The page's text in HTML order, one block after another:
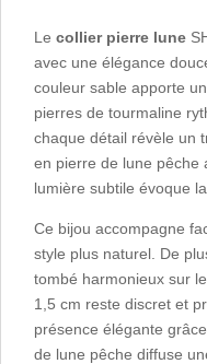
Le collier pierre lune
avec une élégance
couleur sable apporte
pierres de tourmaline
chaque détail révèle un
en pierre de lune pêche
lumière subtile évoque
Ce bijou accompagne
style plus naturel. De
tombé harmonieux sur
1,5 cm reste discret et
présence élégante
de lune pêche diffuse